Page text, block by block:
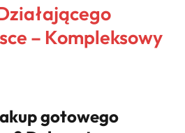
– Kompleksowy
gotowego